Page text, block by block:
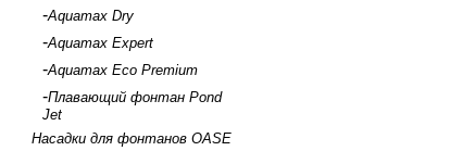
-Aquamax Dry
-Aquamax Expert
-Aquamax Eco Premium
-Плавающий фонтан Pond
Jet
Насадки для фонтанов OASE